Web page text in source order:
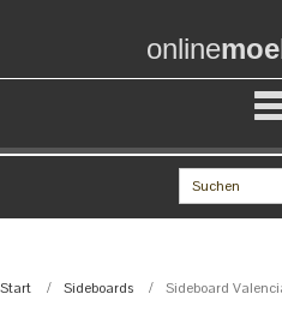
online
Start Sideboards Sideboard